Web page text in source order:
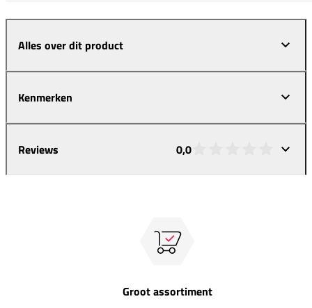
Alles over dit product
Kenmerken
Reviews 0,0
Groot assortiment